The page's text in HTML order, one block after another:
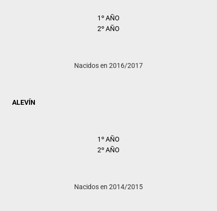
1º AÑO
2º AÑO
Nacidos en 2016/2017
ALEVÍN
1º AÑO
2º AÑO
Nacidos en 2014/2015